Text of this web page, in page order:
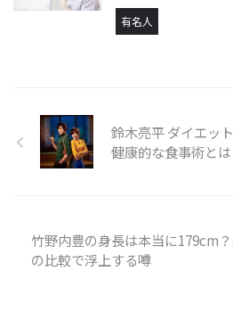
有名人
鈴木亮平 ダイエッ
健康的な食事術とは
竹野内豊の身長は本当に179cm
の比較で浮上する噂